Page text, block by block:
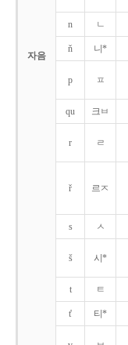
자음
n ㄴ
ň 니*
p ㅍ
qu 크ㅂ
r ㄹ
ř 르ㅈ
s ㅅ
š 시*
t ㅌ
t' 티*